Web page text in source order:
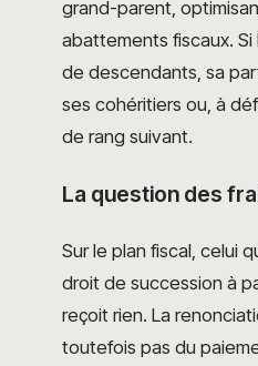
grand-parent,
abattements fiscaux. Si
de descendants, sa
ses cohéritiers ou, à
de rang suivant.
La question des
Sur le plan fiscal, celui
droit de succession à
reçoit rien. La
toutefois pas du